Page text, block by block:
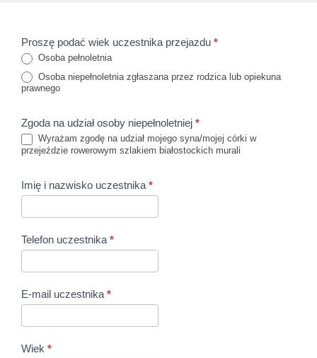
Przejazd
rowerowy
szlakiem
białostockich
murali
Proszę podać wiek uczestnika przejazdu *
Osoba pełnoletnia
Osoba niepełnoletnia zgłaszana przez rodzica lub opiekuna
prawnego
Zgoda na udział osoby niepełnoletniej *
Wyrażam zgodę na udział mojego syna/mojej córki w
przejeździe rowerowym szlakiem białostockich murali
Imię i nazwisko uczestnika *
Telefon uczestnika *
E-mail uczestnika *
Wiek *